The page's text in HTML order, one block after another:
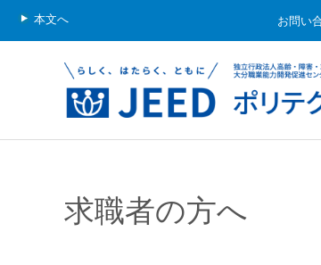
本文へ お問い
求職者の方へ